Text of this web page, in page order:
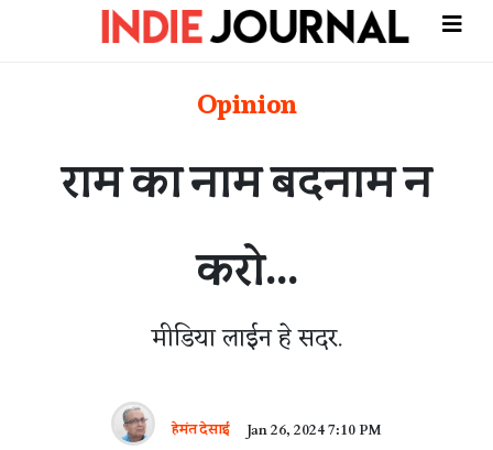
Opinion
राम का नाम बदनाम न
करो...
मीडिया लाईन हे सदर.
हेमंत देसाई Jan 26, 2024 7:10 PM